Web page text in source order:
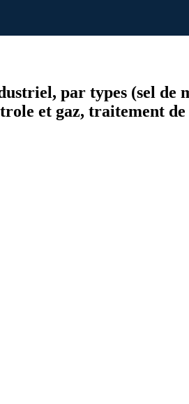
par types (sel de
et gaz, traitement